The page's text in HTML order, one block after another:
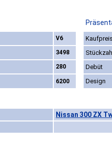
V6
3498
280
Debüt
6200 Design
Nissan 300 ZX